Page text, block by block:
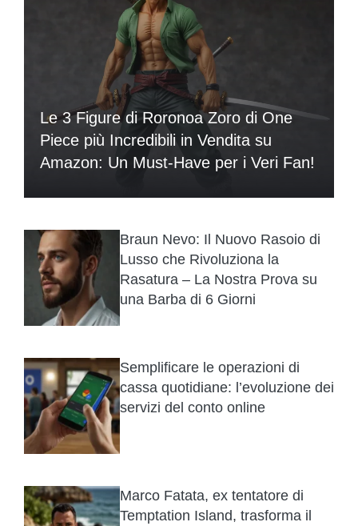
Le 3 Figure di Roronoa Zoro di One
Piece più Incredibili in Vendita su
Amazon: Un Must-Have per i Veri Fan!
Braun Nevo: Il Nuovo Rasoio di
Lusso che Rivoluziona la
Rasatura – La Nostra Prova su
una Barba di 6 Giorni
Semplificare le operazioni di
cassa quotidiane: l’evoluzione dei
servizi del conto online
Marco Fatata, ex tentatore di
Temptation Island, trasforma il